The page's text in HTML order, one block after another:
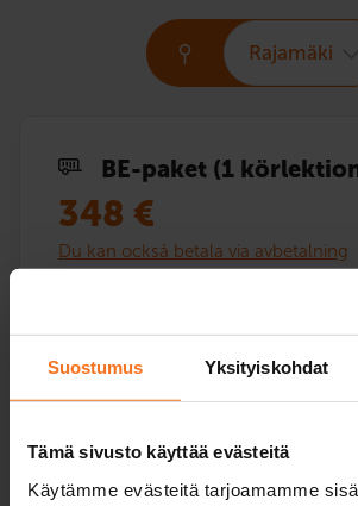
Suostumus Yksityiskohdat
Tämä sivusto käyttää evästeitä
Käytämme evästeitä tarjoamamme
Rajamäki
BE-paket (1
348 €
Du kan också betala via avbetalning
BE-kurs med trafikskolans bil och släp.
körlektion med trafikskolans fordon
av trafikskolans bil och släp vid det